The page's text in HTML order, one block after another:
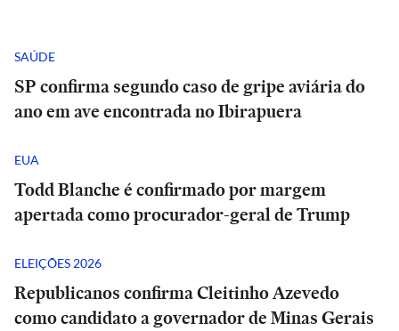
SAÚDE
SP confirma segundo caso de gripe aviária do
ano em ave encontrada no Ibirapuera
EUA
Todd Blanche é confirmado por margem
apertada como procurador-geral de Trump
ELEIÇÕES 2026
Republicanos confirma Cleitinho Azevedo
como candidato a governador de Minas Gerais